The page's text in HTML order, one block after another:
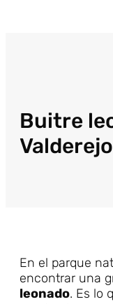
Buitre
Valderejo
En el parque
encontrar una
leonado. Es lo